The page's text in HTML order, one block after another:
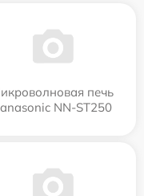
печь
NN-ST250